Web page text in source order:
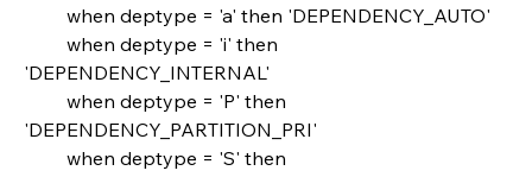
         when deptype = 'a' then 'DEPENDENCY_AUTO'
'DEPENDENCY_INTERNAL'
'DEPENDENCY_PARTITION_PRI'